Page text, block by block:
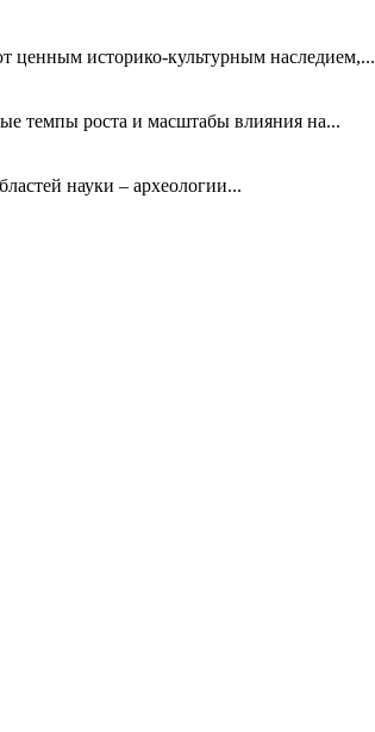
ценным историко-культурным наследием,...
темпы роста и масштабы влияния на...
науки – археологии...